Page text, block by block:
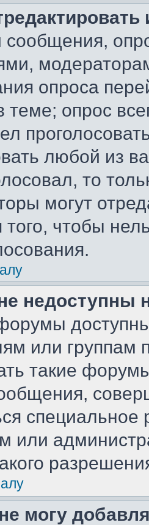
сообщения,
опроса
теме; опрос
любой из
то
могут
чтобы
недоступны
или группам
такие
или
могу